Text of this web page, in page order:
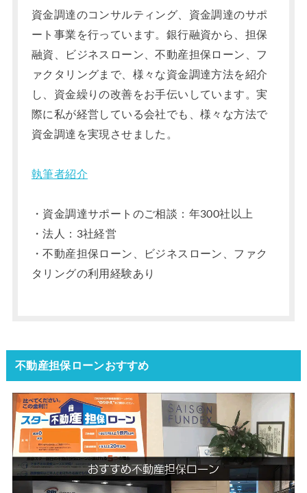
資金調達のコンサルティング、資金調達のサポ
ート事業を行っています。銀行融資から、担保
融資、ビジネスローン、不動産担保ローン、フ
ァクタリングまで、様々な資金調達方法を紹介
し、資金繰りの改善をお手伝いしています。実
際に私が経営している会社でも、様々な方法で
資金調達を実現させました。
執筆者紹介
・資金調達サポートのご相談：年300社以上
・法人：3社経営
・不動産担保ローン、ビジネスローン、ファク
タリングの利用経験あり
不動産担保ローンおすすめ